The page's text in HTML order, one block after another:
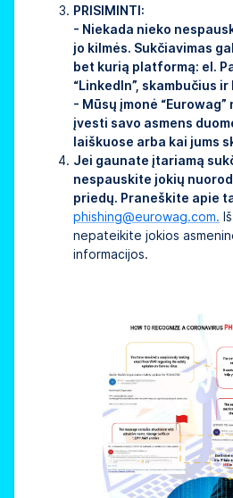
PRISIMINTI:
- Niekada nieko
jo kilmės. Sukčiavimas
bet kurią platformą: el.
“LinkedIn”, skambučius ir
- Mūsų įmonė
įvesti savo asmens
laiškuose arba kai jums
Jei gaunate įtariamą
nespauskite jokių
priedų. Praneškite apie
phishing@eurowag.com.
nepateikite jokios
informacijos.